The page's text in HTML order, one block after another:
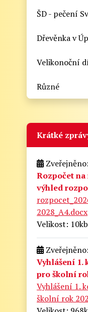
ŠD - pečení
Dřevěnka v
Velikonoční
Různé
Krátké
Rozpočet
výhled
2028_A4.docx
Velikost: 10kb
Vyhlášení
pro školní
Vyhlášení 1.
školní rok